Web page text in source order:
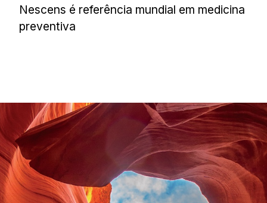
Nescens é referência mundial em medicina
preventiva